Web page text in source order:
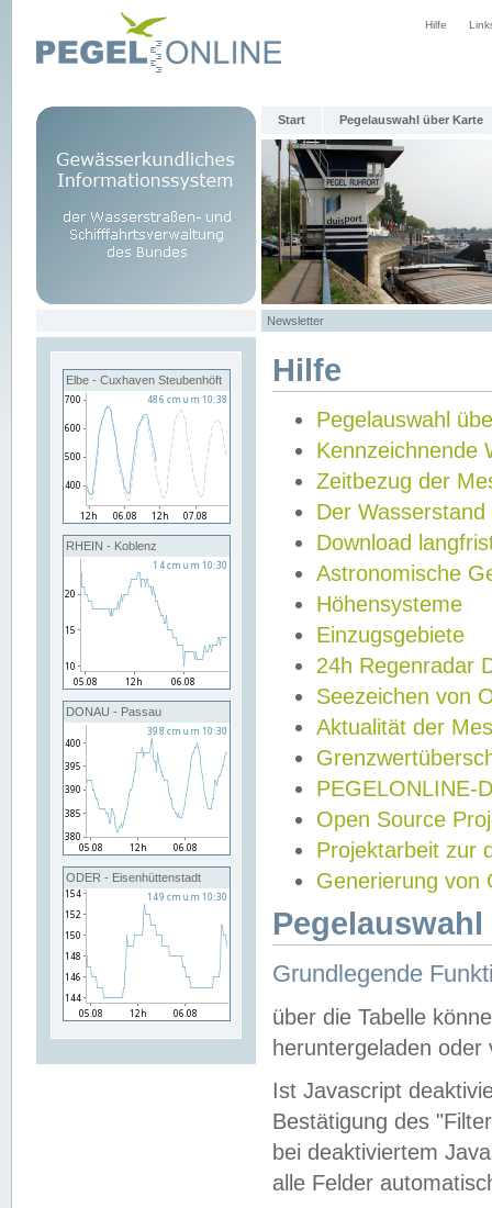
Hilfe
Start Pegelauswahl über Karte
Newsletter
Elbe - Cuxhaven Steubenhöft
RHEIN - Koblenz
DONAU - Passau
ODER - Eisenhüttenstadt
Hilfe
Pegelauswahl
Kennzeichnende
Zeitbezug der
Der Wasserstand
Download
Astronomische
Höhensysteme
Einzugsgebiete
24h Regenradar
Seezeichen von
Aktualität der
PEGELONLINE-
Open Source
Projektarbeit zur
Generierung von
Grundlegende
über die Tabelle
heruntergeladen oder
Ist Javascript
Bestätigung des
bei deaktiviertem
alle Felder